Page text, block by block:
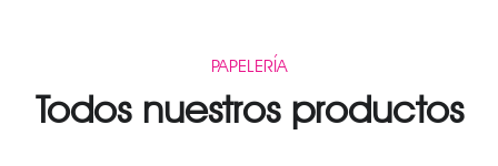
PAPELERÍA
Todos nuestros productos